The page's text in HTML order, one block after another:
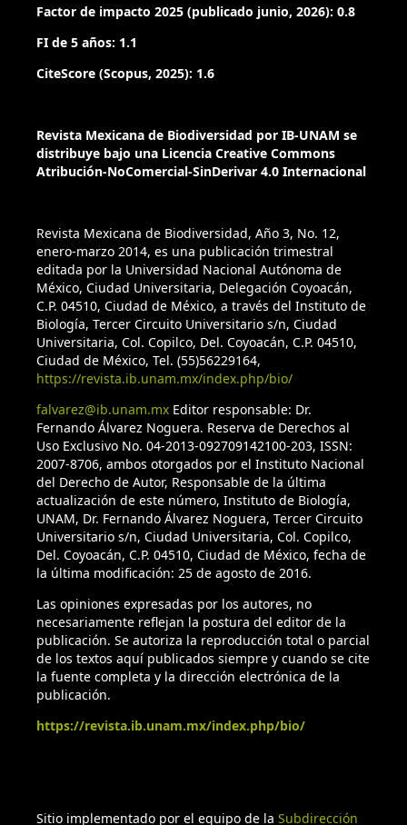
Factor de impacto 2025 (publicado junio, 2026): 0.8
FI de 5 años: 1.1
CiteScore (Scopus, 2025): 1.6
Revista Mexicana de Biodiversidad por IB-UNAM se
distribuye bajo una Licencia Creative Commons
Atribución-NoComercial-SinDerivar 4.0 Internacional
Revista Mexicana de Biodiversidad, Año 3, No. 12,
enero-marzo 2014, es una publicación trimestral
editada por la Universidad Nacional Autónoma de
México, Ciudad Universitaria, Delegación Coyoacán,
C.P. 04510, Ciudad de México, a través del Instituto de
Biología, Tercer Circuito Universitario s/n, Ciudad
Universitaria, Col. Copilco, Del. Coyoacán, C.P. 04510,
Ciudad de México, Tel. (55)56229164,
https://revista.ib.unam.mx/index.php/bio/
falvarez@ib.unam.mxEditor responsable: Dr.
Fernando Álvarez Noguera. Reserva de Derechos al
Uso Exclusivo No. 04-2013-092709142100-203, ISSN:
2007-8706, ambos otorgados por el Instituto Nacional
del Derecho de Autor, Responsable de la última
actualización de este número, Instituto de Biología,
UNAM, Dr. Fernando Álvarez Noguera, Tercer Circuito
Universitario s/n, Ciudad Universitaria, Col. Copilco,
Del. Coyoacán, C.P. 04510, Ciudad de México, fecha de
la última modificación: 25 de agosto de 2016.
Las opiniones expresadas por los autores, no
necesariamente reflejan la postura del editor de la
publicación. Se autoriza la reproducción total o parcial
de los textos aquí publicados siempre y cuando se cite
la fuente completa y la dirección electrónica de la
publicación.
https://revista.ib.unam.mx/index.php/bio/
Sitio implementado por el equipo de la Subdirección